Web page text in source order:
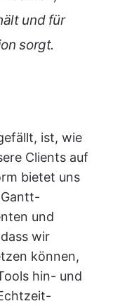
und für
sorgt.
ist, wie
Clients auf
bietet uns
und
wir
können,
hin- und